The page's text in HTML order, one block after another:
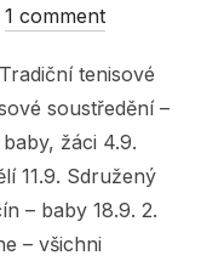
1 comment
tenisové
soustředění –
žáci 4.9.
11.9. Sdružený
– baby 18.9. 2.
– všichni